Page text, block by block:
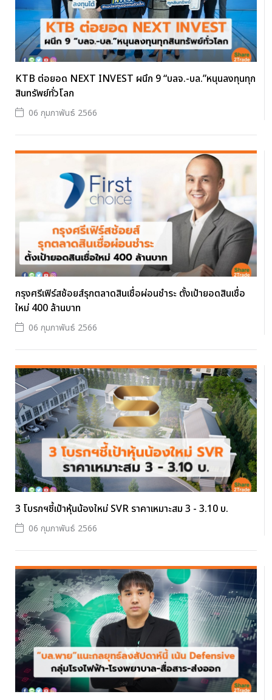
KTB ต่อยอด NEXT INVEST ผนึก 9 “บลจ.-บล.”หนุนลงทุนทุก
สินทรัพย์ทั่วโลก
06 กุมภาพันธ์ 2566
กรุงศรีเฟิร์สช้อยส์รุกตลาดสินเชื่อผ่อนชำระ ตั้งเป้ายอดสินเชื่อ
ใหม่ 400 ล้านบาท
06 กุมภาพันธ์ 2566
3 โบรกฯชี้เป้าหุ้นน้องใหม่ SVR ราคาเหมาะสม 3 - 3.10 บ.
06 กุมภาพันธ์ 2566